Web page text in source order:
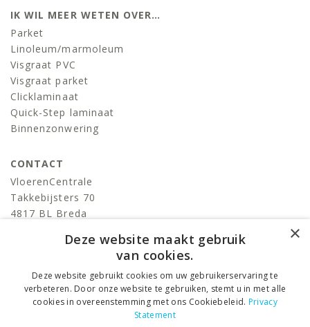
IK WIL MEER WETEN OVER…
Parket
Linoleum/marmoleum
Visgraat PVC
Visgraat parket
Clicklaminaat
Quick-Step laminaat
Binnenzonwering
CONTACT
VloerenCentrale
Takkebijsters 70
4817 BL Breda
info@devloerencentrale.nl
volg ons
×
Deze website maakt gebruik
van cookies.
Deze website gebruikt cookies om uw gebruikerservaring te
verbeteren. Door onze website te gebruiken, stemt u in met alle
cookies in overeenstemming met ons Cookiebeleid. Privacy
Statement